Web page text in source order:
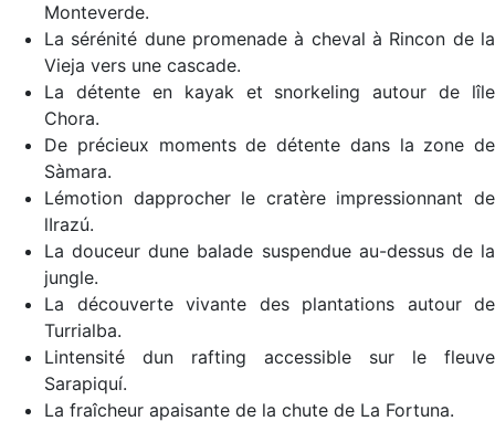
Monteverde.
La sérénité dune promenade à cheval à Rincon de la
Vieja vers une cascade.
La détente en kayak et snorkeling autour de lîle
Chora.
De précieux moments de détente dans la zone de
Sàmara.
Lémotion dapprocher le cratère impressionnant de
lIrazú.
La douceur dune balade suspendue au-dessus de la
jungle.
La découverte vivante des plantations autour de
Turrialba.
Lintensité dun rafting accessible sur le fleuve
Sarapiquí.
La fraîcheur apaisante de la chute de La Fortuna.